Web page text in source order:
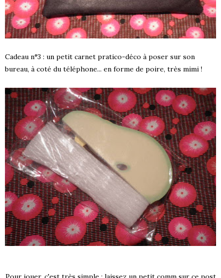
Cadeau n°3 : un petit carnet pratico-déco à poser sur son
bureau, à coté du téléphone... en forme de poire, très mimi !